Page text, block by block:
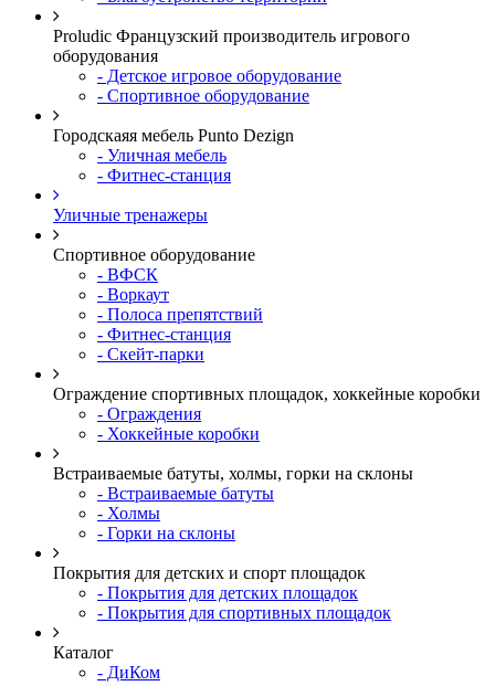
Proludic Французский производитель игрового
оборудования
- Детское игровое оборудование
- Спортивное оборудование
Городскаяя мебель Punto Dezign
- Уличная мебель
- Фитнес-станция
Уличные тренажеры
Спортивное оборудование
- ВФСК
- Воркаут
- Полоса препятствий
- Фитнес-станция
- Скейт-парки
Ограждение спортивных площадок, хоккейные коробки
- Ограждения
- Хоккейные коробки
Встраиваемые батуты, холмы, горки на склоны
- Встраиваемые батуты
- Холмы
- Горки на склоны
Покрытия для детских и спорт площадок
- Покрытия для детских площадок
- Покрытия для спортивных площадок
Каталог
- ДиКом